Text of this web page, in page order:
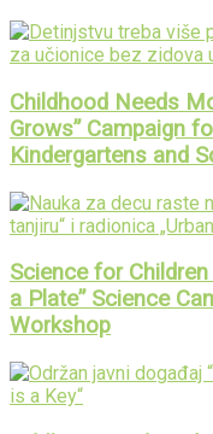
Childhood Needs
Grows” Campaign
Kindergartens and
Science for
a Plate” Science
Workshop